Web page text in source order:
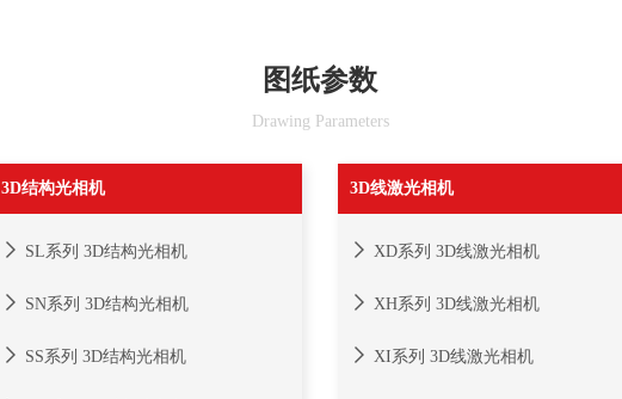
图纸参数
Drawing Parameters
3D结构光相机
SL系列 3D结构光相机
SN系列 3D结构光相机
SS系列 3D结构光相机
3D线激光相机
XD系列 3D线激光相机
XH系列 3D线激光相机
XI系列 3D线激光相机